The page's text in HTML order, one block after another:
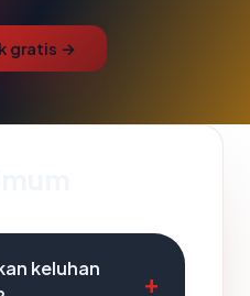
gratis →
keluhan